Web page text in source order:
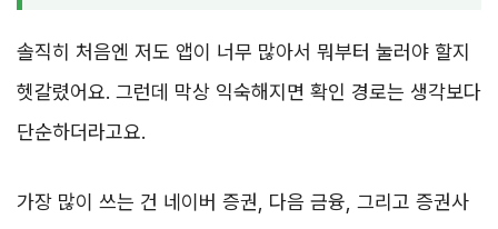
솔직히 처음엔 저도 앱이 너무 많아서 뭐부터 눌러야 할지
헷갈렸어요. 그런데 막상 익숙해지면 확인 경로는 생각보다
단순하더라고요.
가장 많이 쓰는 건 네이버 증권, 다음 금융, 그리고 증권사